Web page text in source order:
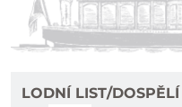
LODNÍ LIST/DOSPĚLÍ